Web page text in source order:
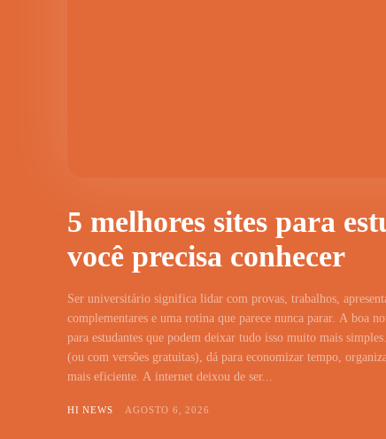
5 melhores sites para
você precisa conhecer
Ser universitário significa lidar com provas, trabalhos,
complementares e uma rotina que parece nunca parar. A boa
para estudantes que podem deixar tudo isso muito mais
(ou com versões gratuitas), dá para economizar tempo,
mais eficiente. A internet deixou de ser...
HI NEWS AGOSTO 6, 2026